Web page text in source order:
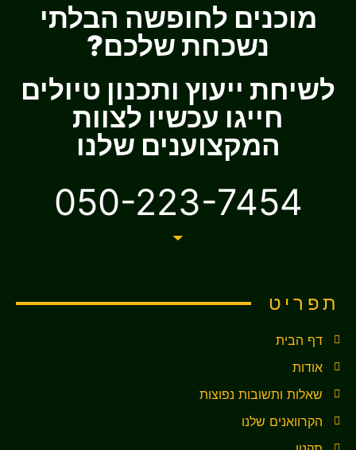
מוכנים לחופשה הבלתי
נשכחת שלכם?
לשיחת ייעוץ ותכנון טיולים
חייגו עכשיו לצוות
המקצוענים שלנו
050-223-7454
תפריט
דף הבית
אודות
שאלות ותשובות נפוצות
הקרוואנים שלנו